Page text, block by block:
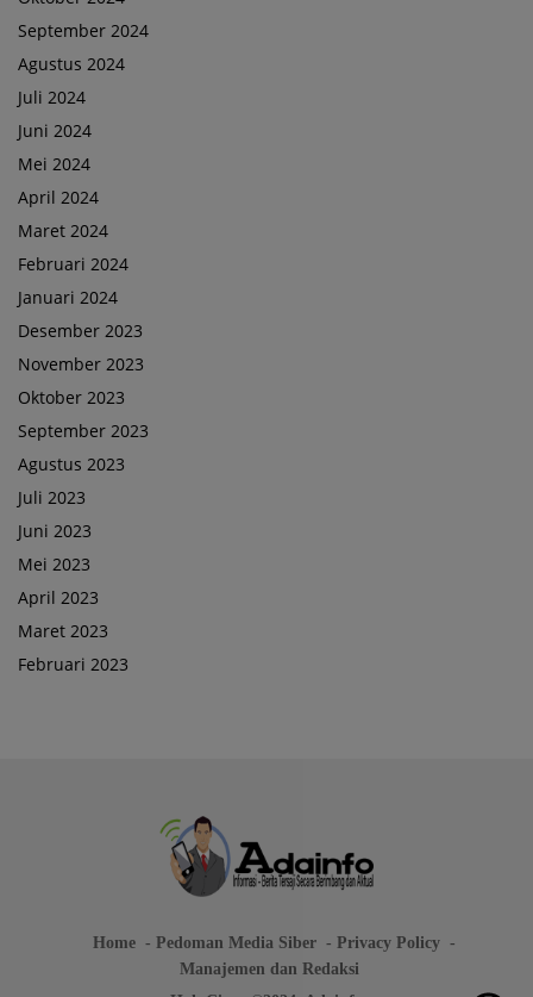
September 2024
Agustus 2024
Juli 2024
Juni 2024
Mei 2024
April 2024
Maret 2024
Februari 2024
Januari 2024
Desember 2023
November 2023
Oktober 2023
September 2023
Agustus 2023
Juli 2023
Juni 2023
Mei 2023
April 2023
Maret 2023
Februari 2023
Home Pedoman Media Siber
Privacy Policy
Manajemen dan Redaksi